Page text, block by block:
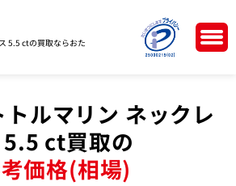
5.5 ctの買取ならおた
ルマリン ネックレ
5.5 ct買取の
価格(相場)